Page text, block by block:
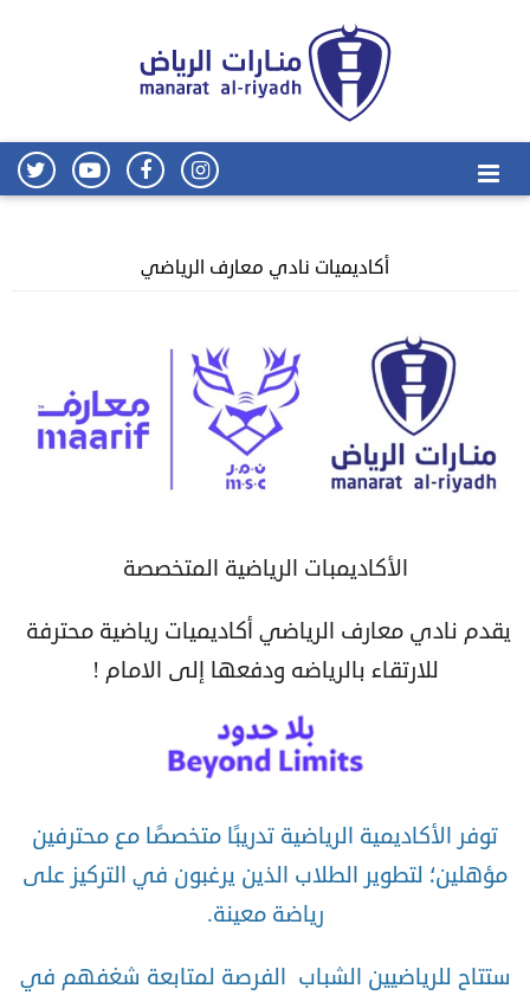
أكاديميات نادي معارف الرياضي
الأكاديمبات الرياضية المتخصصة
يقدم نادي معارف الرياضي أكاديميات رياضية محترفة
للارتقاء بالرياضه ودفعها إلى الامام !
توفر الأكاديمية الرياضية تدريبًا متخصصًا مع محترفين
مؤهلين؛ لتطوير الطلاب الذين يرغبون في التركيز على
رياضة معينة.
ستتاح للرياضيين الشباب الفرصة لمتابعة شغفهم في